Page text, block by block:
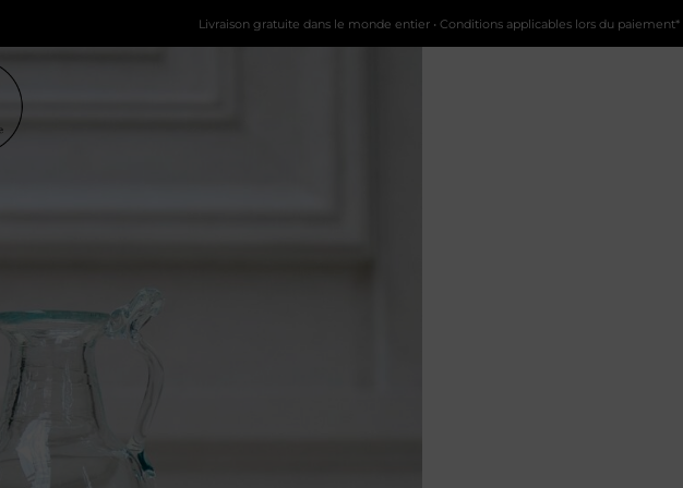
Livraison gratuite dans le monde entier • Conditions applicables lors du paiement*